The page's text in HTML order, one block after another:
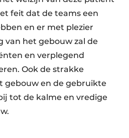
feit dat de teams een
en er met plezier
van het gebouw zal de
en verplegend
Ook de strakke
gebouw en de gebruikte
tot de kalme en vredige